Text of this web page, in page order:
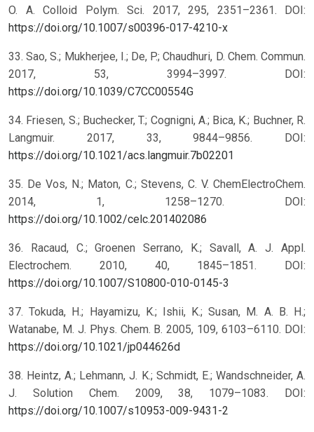
O. A. Colloid Polym. Sci. 2017, 295, 2351–2361. DOI:
https://doi.org/10.1007/s00396-017-4210-x
33. Sao, S.; Mukherjee, I.; De, P.; Chaudhuri, D. Chem. Commun.
2017, 53, 3994–3997. DOI:
https://doi.org/10.1039/C7CC00554G
34. Friesen, S.; Buchecker, T.; Cognigni, A.; Bica, K.; Buchner, R.
Langmuir. 2017, 33, 9844–9856. DOI:
https://doi.org/10.1021/acs.langmuir.7b02201
35. De Vos, N.; Maton, C.; Stevens, C. V. ChemElectroChem.
2014, 1, 1258–1270. DOI:
https://doi.org/10.1002/celc.201402086
36. Racaud, C.; Groenen Serrano, K.; Savall, A. J. Appl.
Electrochem. 2010, 40, 1845–1851. DOI:
https://doi.org/10.1007/S10800-010-0145-3
37. Tokuda, H.; Hayamizu, K.; Ishii, K.; Susan, M. A. B. H.;
Watanabe, M. J. Phys. Chem. B. 2005, 109, 6103–6110. DOI:
https://doi.org/10.1021/jp044626d
38. Heintz, A.; Lehmann, J. K.; Schmidt, E.; Wandschneider, A.
J. Solution Chem. 2009, 38, 1079–1083. DOI:
https://doi.org/10.1007/s10953-009-9431-2